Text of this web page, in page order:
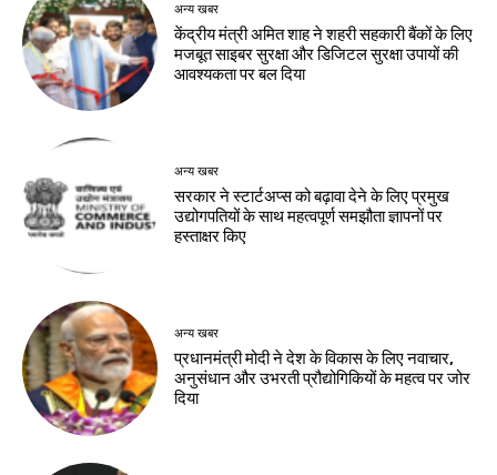
अन्य खबर
केंद्रीय मंत्री अमित शाह ने शहरी सहकारी बैंकों के लिए
मजबूत साइबर सुरक्षा और डिजिटल सुरक्षा उपायों की
आवश्यकता पर बल दिया
अन्य खबर
सरकार ने स्टार्टअप्‍स को बढ़ावा देने के लिए प्रमुख
उद्योगपतियों के साथ महत्‍वपूर्ण समझौता ज्ञापनों पर
हस्‍ताक्षर किए
अन्य खबर
प्रधानमंत्री मोदी ने देश के विकास के लिए नवाचार,
अनुसंधान और उभरती प्रौद्योगिकियों के महत्व पर जोर
दिया